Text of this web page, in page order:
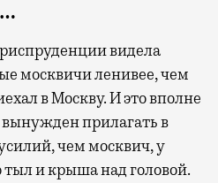
видела
москвичи ленивее, чем
в Москву. И это вполне
прилагать в
чем москвич, у
тыл и крыша над головой.